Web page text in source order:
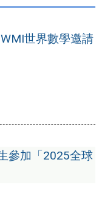
世界數學邀請
參加「2025全球